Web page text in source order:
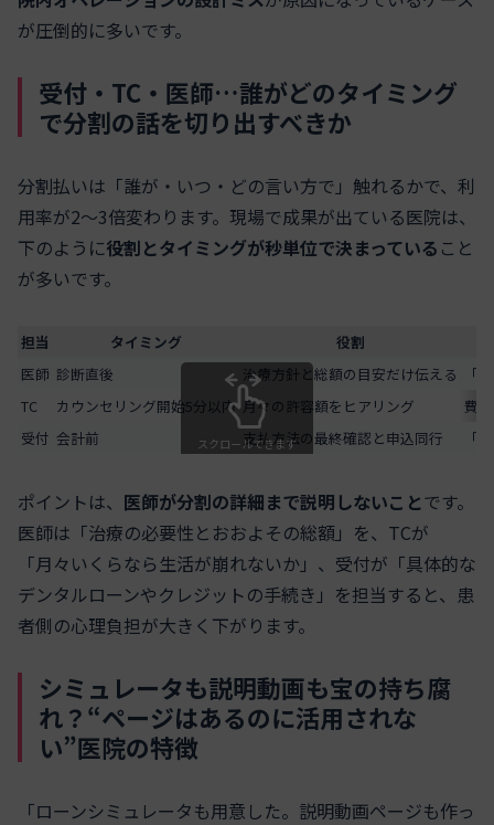
が圧倒的に多いです。
受付・TC・医師…誰がどのタイミング
で分割の話を切り出すべきか
分割払いは「誰が・いつ・どの言い方で」触れるかで、利
用率が2〜3倍変わります。現場で成果が出ている医院は、
下のように役割とタイミングが秒単位で決まっている こと
が多いです。
担当 タイミング
役割
医師 診断直後 治療方針と総額の目安だけ伝える
「
TC
カウンセリング開始5分以内 月々の許容額をヒアリング
費
受付 会計前 支払方法の最終確認と申込同行 「
スクロールできます
ポイントは、 医師が分割の詳細まで説明しないことです。
医師は「治療の必要性とおおよその総額」を、TCが
「月々いくらなら生活が崩れないか」、受付が「具体的な
デンタルローンやクレジットの手続き」を担当すると、患
者側の心理負担が大きく下がります。
シミュレータも説明動画も宝の持ち腐
れ？“ページはあるのに活用されな
い”医院の特徴
「ローンシミュレータも用意した。説明動画ページも作っ